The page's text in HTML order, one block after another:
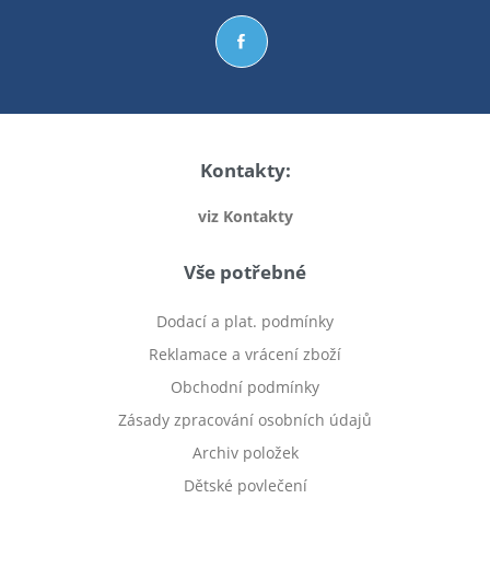
Kontakty:
viz Kontakty
Vše potřebné
Dodací a plat. podmínky
Reklamace a vrácení zboží
Obchodní podmínky
Zásady zpracování osobních údajů
Archiv položek
Dětské povlečení